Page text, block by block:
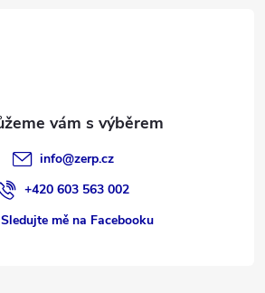
info@zerp.cz
+420 603 563 002
Sledujte mě na Facebooku